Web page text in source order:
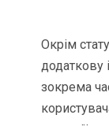
Окрім
додаткову
зокрема